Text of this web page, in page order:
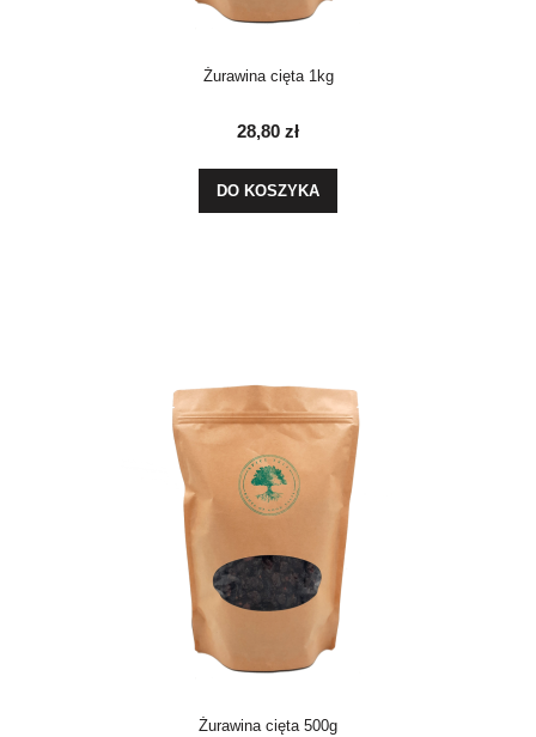
Żurawina cięta 1kg
28,80 zł
DO KOSZYKA
Żurawina cięta 500g